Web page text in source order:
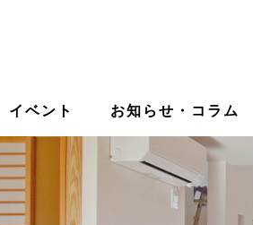
イベント お知らせ・コラム